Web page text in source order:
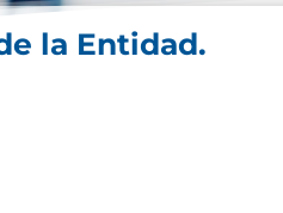
la Entidad.